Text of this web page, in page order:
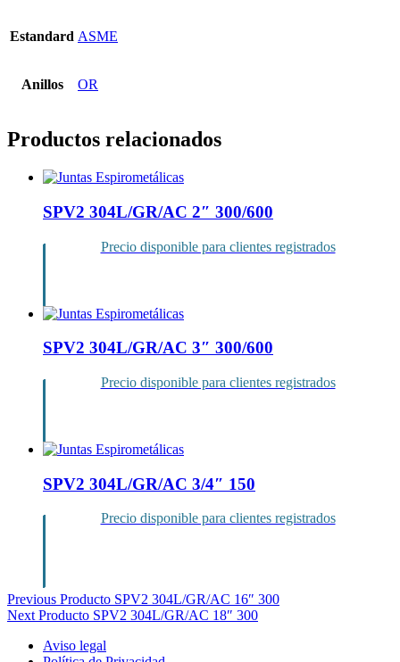
Estandard ASME
Anillos OR
Productos relacionados
SPV2 304L/GR/AC 2″ 300/600
Precio disponible para clientes registrados
SPV2 304L/GR/AC 3″ 300/600
Precio disponible para clientes registrados
SPV2 304L/GR/AC 3/4″ 150
Precio disponible para clientes registrados
Navegación
de
entradas
Previous Producto SPV2 304L/GR/AC 16″ 300
Next Producto SPV2 304L/GR/AC 18″ 300
Aviso legal